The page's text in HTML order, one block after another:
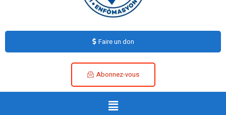
Faire un don
Abonnez-vous